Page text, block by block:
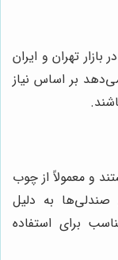
تهران و ایران
بر اساس نیاز
و معمولاً از چوب
به دلیل
برای استفاده